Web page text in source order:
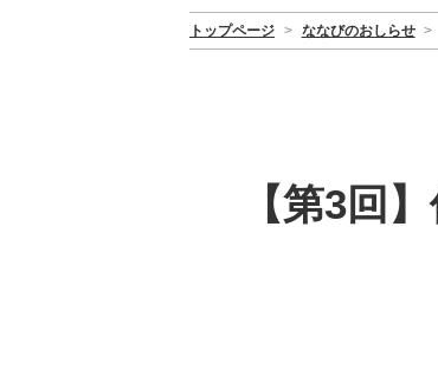
トップページ > ななびのおしらせ >
【第3回